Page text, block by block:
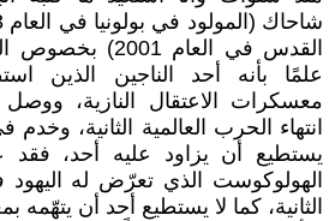
القدس في العام
علمًا بأنه أحد الناجين الذين
معسكرات الاعتقال النازية،
انتهاء الحرب العالمية الثانية،
يستطيع أن يزاود عليه أحد،
الهولوكوست الذي تعرّض له اليهود
الثانية، كما لا يستطيع أحد أن يتهّمه